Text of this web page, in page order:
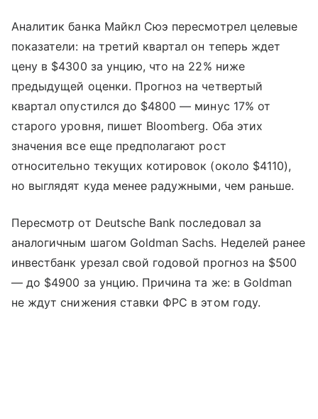
Аналитик банка Майкл Сюэ пересмотрел целевые
показатели: на третий квартал он теперь ждет
цену в $4300 за унцию, что на 22% ниже
предыдущей оценки. Прогноз на четвертый
квартал опустился до $4800 — минус 17% от
старого уровня, пишет Bloomberg. Оба этих
значения все еще предполагают рост
относительно текущих котировок (около $4110),
но выглядят куда менее радужными, чем раньше.
Пересмотр от Deutsche Bank последовал за
аналогичным шагом Goldman Sachs. Неделей ранее
инвестбанк урезал свой годовой прогноз на $500
— до $4900 за унцию. Причина та же: в Goldman
не ждут снижения ставки ФРС в этом году.